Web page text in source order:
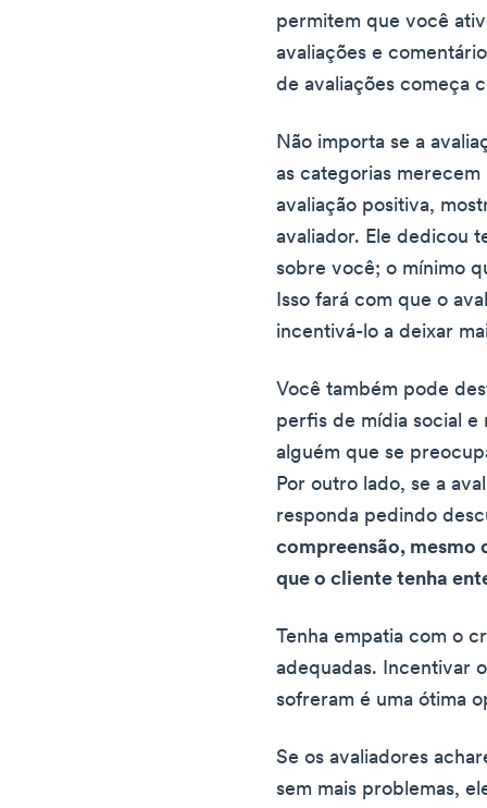
permitem que você
avaliações e
de avaliações começa
Não importa se a
as categorias
avaliação positiva,
avaliador. Ele dedicou
sobre você; o mínimo
Isso fará com que o
incentivá-lo a deixar
Você também pode
perfis de mídia social e
alguém que se
Por outro lado, se a
responda pedindo
compreensão, mesmo
que o cliente tenha
Tenha empatia com o
adequadas. Incentivar
sofreram é uma ótima
Se os avaliadores
sem mais problemas,